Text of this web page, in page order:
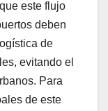
este flujo
deben
de
evitando el
Para
de este